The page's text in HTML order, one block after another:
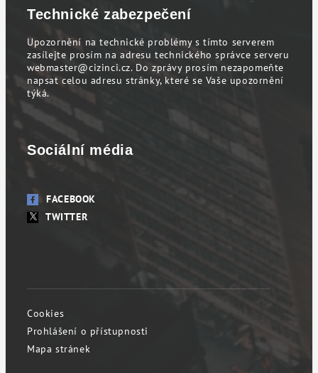
Technické zabezpečení
Upozornění na technické problémy s tímto serverem
zasílejte prosím na adresu technického správce serveru
webmaster@cizinci.cz. Do zprávy prosím nezapomeňte
napsat celou adresu stránky, které se Vaše upozornění
týká.
Sociální média
FACEBOOK
TWITTER
Cookies
Prohlášení o přístupnosti
Mapa stránek